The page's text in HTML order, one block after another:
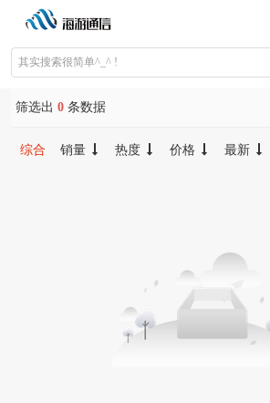
筛选出 0 条数据
综合 销量 热度 价格 最新